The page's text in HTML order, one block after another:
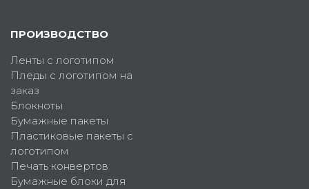
ПРОИЗВОДСТВО
Ленты с логотипом
Пледы с логотипом на
заказ
Блокноты
Бумажные пакеты
Пластиковые пакеты с
логотипом
Печать конвертов
Бумажные блоки для